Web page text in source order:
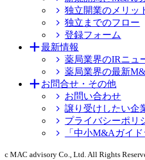
独立開業のメリッ
独立までのフロー
登録フォーム
最新情報
薬局業界のIRニュ
薬局業界の最新
お問合せ・その他
お問い合わせ
譲り受けしたい企
プライバシーポリ
「中小M&Aガイ
c MAC advisory Co., Ltd. All Rights